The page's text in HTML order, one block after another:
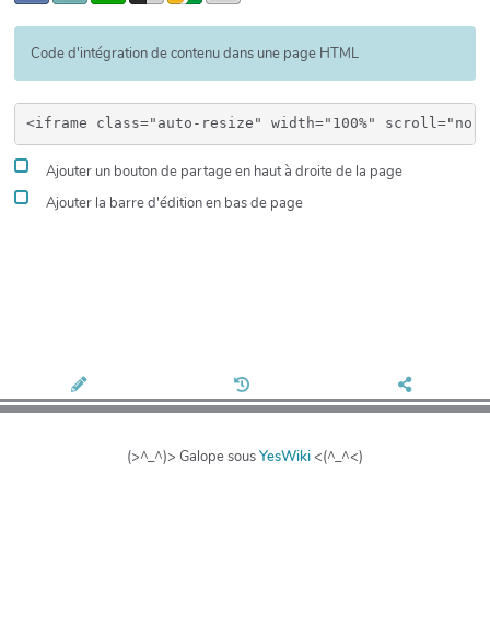
Code d'intégration de contenu dans une page HTML
Ajouter un bouton de partage en haut à droite de la page
Ajouter la barre d'édition en bas de page
(>^_^)> Galope sousYesWiki<(^_^<)